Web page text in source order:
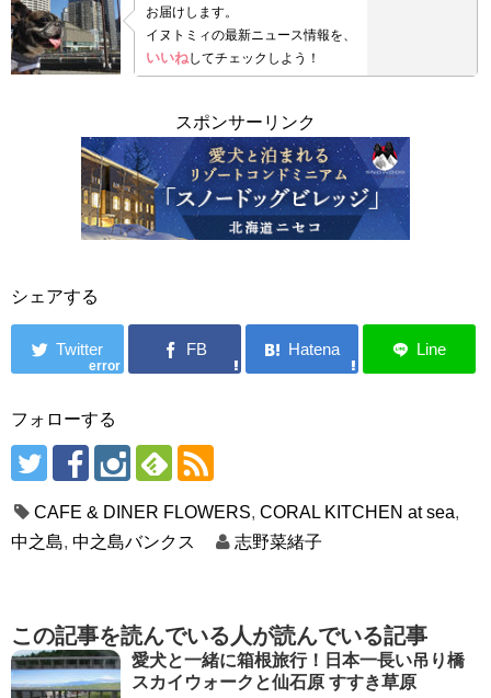
お届けします。
イヌトミィの最新ニュース情報を、
いいねしてチェックしよう！
スポンサーリンク
シェアする
error
フォローする
CAFE & DINER FLOWERS, CORAL KITCHEN at sea,
中之島, 中之島バンクス 志野菜緒子
この記事を読んでいる人が読んでいる記事
愛犬と一緒に箱根旅行！日本一長い吊り橋
スカイウォークと仙石原 すすき草原